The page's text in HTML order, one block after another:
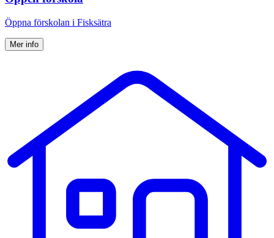
Öppna förskolan i Fisksätra
Mer info